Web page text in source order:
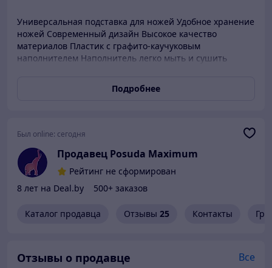
Универсальная подставка для ножей Удобное хранение
ножей Современный дизайн Высокое качество
материалов Пластик с графито-каучуковым
наполнителем Наполнитель легко мыть и сушить
Подробнее
Был online: сегодня
Продавец Posuda Maximum
Рейтинг не сформирован
8 лет на Deal.by
500+ заказов
Каталог продавца Отзывы 25 Контакты
Отзывы о продавце Все